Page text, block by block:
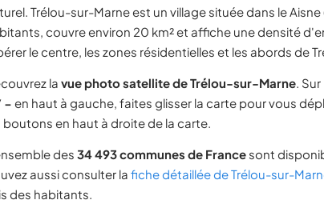
Trélou-sur-Marne est un village située dans le
couvre environ 20 km² et affiche une densité
le centre, les zones résidentielles et les abords de
la vue photo satellite de Trélou-sur-Marne. Sur
− en haut à gauche, faites glisser la carte pour vous
boutons en haut à droite de la carte.
des 34 493 communes de France sont
aussi consulter la fiche détaillée de Trélou-sur-
des habitants.